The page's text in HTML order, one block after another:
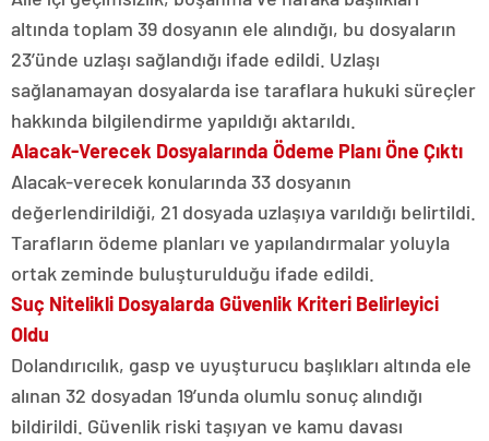
altında toplam 39 dosyanın ele alındığı, bu dosyaların
23’ünde uzlaşı sağlandığı ifade edildi. Uzlaşı
sağlanamayan dosyalarda ise taraflara hukuki süreçler
hakkında bilgilendirme yapıldığı aktarıldı.
Alacak-Verecek Dosyalarında Ödeme Planı Öne Çıktı
Alacak-verecek konularında 33 dosyanın
değerlendirildiği, 21 dosyada uzlaşıya varıldığı belirtildi.
Tarafların ödeme planları ve yapılandırmalar yoluyla
ortak zeminde buluşturulduğu ifade edildi.
Suç Nitelikli Dosyalarda Güvenlik Kriteri Belirleyici
Oldu
Dolandırıcılık, gasp ve uyuşturucu başlıkları altında ele
alınan 32 dosyadan 19’unda olumlu sonuç alındığı
bildirildi. Güvenlik riski taşıyan ve kamu davası